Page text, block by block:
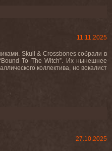
11.11.2025
Skull & Crossbones собрали в
To The Witch”. Их нынешнее
коллектива, но вокалист
27.10.2025